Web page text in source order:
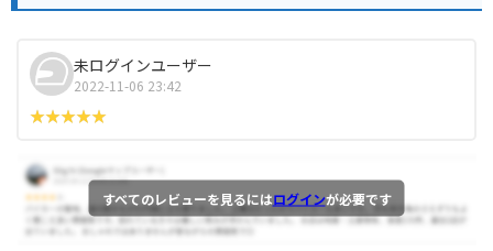
未ログインユーザー
2022-11-06 23:42
すべてのレビューを見るにはログインが必要です